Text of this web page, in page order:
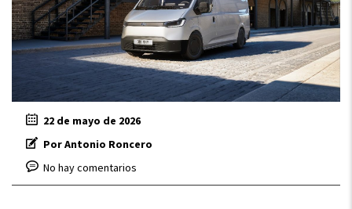
22 de mayo de 2026
Por Antonio Roncero
No hay comentarios